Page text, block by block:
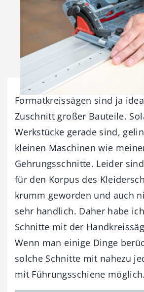
Formatkreissägen sind ja
Zuschnitt großer Bauteile.
Werkstücke gerade sind,
kleinen Maschinen wie
Gehrungsschnitte. Leider
für den Korpus des
krumm geworden und auch
sehr handlich. Daher habe
Schnitte mit der
Wenn man einige Dinge
solche Schnitte mit nahezu
mit Führungsschiene möglich.